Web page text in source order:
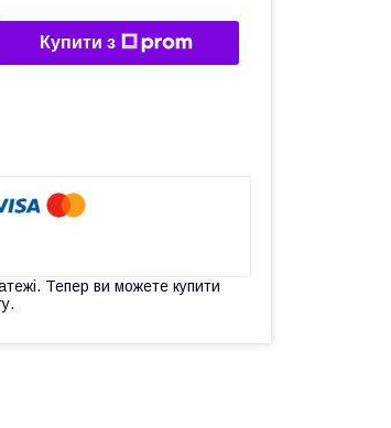
Купити з
Тепер ви можете купити